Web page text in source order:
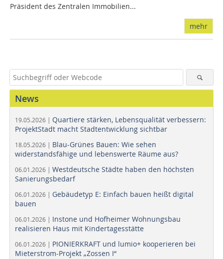
Präsident des Zentralen Immobilien...
mehr
News
19.05.2026 | Quartiere stärken, Lebensqualität verbessern:
ProjektStadt macht Stadtentwicklung sichtbar
18.05.2026 | Blau-Grünes Bauen: Wie sehen
widerstandsfähige und lebenswerte Räume aus?
06.01.2026 | Westdeutsche Städte haben den höchsten
Sanierungsbedarf
06.01.2026 | Gebäudetyp E: Einfach bauen heißt digital
bauen
06.01.2026 | Instone und Hofheimer Wohnungsbau
realisieren Haus mit Kindertagesstätte
06.01.2026 | PIONIERKRAFT und lumio+ kooperieren bei
Mieterstrom-Projekt „Zossen I“